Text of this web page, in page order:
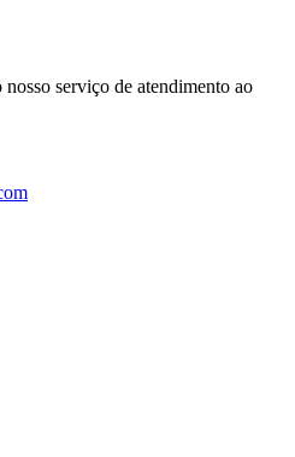
serviço de atendimento ao